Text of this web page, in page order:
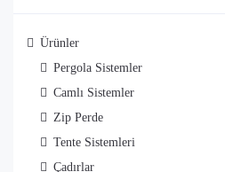
Ürünler
Pergola Sistemler
Camlı Sistemler
Zip Perde
Tente Sistemleri
Çadırlar